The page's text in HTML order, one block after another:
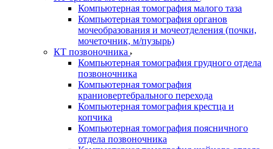
Компьютерная томография малого таза
Компьютерная томография органов
мочеобразования и мочеотделения (почки,
мочеточник, м/пузырь)
КТ позвоночника
Компьютерная томография грудного отдела
позвоночника
Компьютерная томография
краниовертебрального перехода
Компьютерная томография крестца и
копчика
Компьютерная томография поясничного
отдела позвоночника